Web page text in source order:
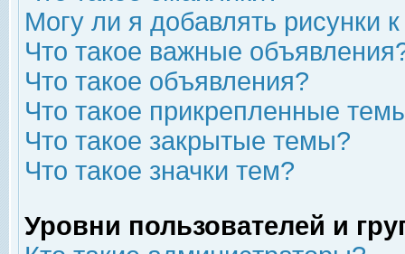
Могу ли я добавлять рисунки
Что такое важные
Что такое объявления?
Что такое прикрепленные
Что такое закрытые темы?
Что такое значки тем?
Уровни пользователей и